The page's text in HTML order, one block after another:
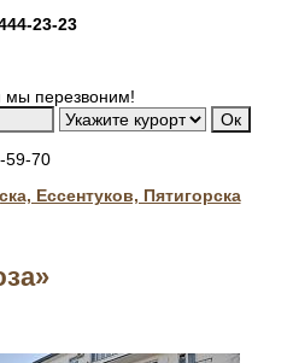
23-23
мы перезвоним!
59-70
Ессентуков, Пятигорска